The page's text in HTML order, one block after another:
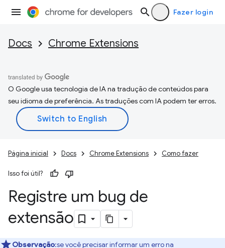
Fazer login
Docs Chrome Extensions
O Google usa tecnologia de IA na tradução de conteúdos para
seu idioma de preferência. As traduções com IA podem ter erros.
Página inicial Docs Chrome Extensions Como fazer
Isso foi útil?
Registre um bug de
extensão
Observação:se você precisar informar um erro na